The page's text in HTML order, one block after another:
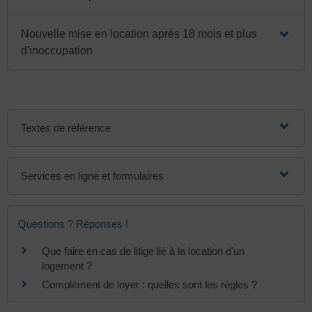
Nouvelle mise en location après 18 mois et plus
d'inoccupation
Textes de référence
Services en ligne et formulaires
Questions ? Réponses !
Que faire en cas de litige lié à la location d'un
logement ?
Complément de loyer : quelles sont les règles ?